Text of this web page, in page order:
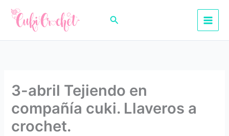
contenido
Buscar
3-abril Tejiendo en
compañía cuki. Llaveros a
crochet.